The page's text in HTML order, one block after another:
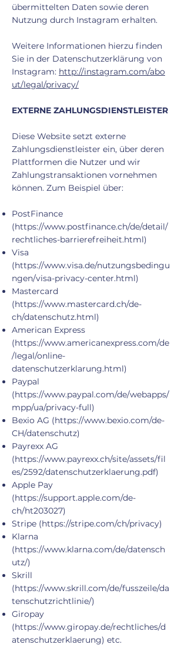
übermittelten Daten sowie deren
Nutzung durch Instagram erhalten.
Weitere Informationen hierzu finden
Sie in der Datenschutzerklärung von
Instagram: http://instagram.com/abo
ut/legal/privacy/
EXTERNE ZAHLUNGSDIENSTLEISTER
Diese Website setzt externe
Zahlungsdienstleister ein, über deren
Plattformen die Nutzer und wir
Zahlungstransaktionen vornehmen
können. Zum Beispiel über:
PostFinance
(https://www.postfinance.ch/de/detail/
rechtliches-barrierefreiheit.html)
Visa
(https://www.visa.de/nutzungsbedingu
ngen/visa-privacy-center.html)
Mastercard
(https://www.mastercard.ch/de-
ch/datenschutz.html)
American Express
(https://www.americanexpress.com/de
/legal/online-
datenschutzerklarung.html)
Paypal
(https://www.paypal.com/de/webapps/
mpp/ua/privacy-full)
Bexio AG (https://www.bexio.com/de-
CH/datenschutz)
Payrexx AG
(https://www.payrexx.ch/site/assets/fil
es/2592/datenschutzerklaerung.pdf)
Apple Pay
(https://support.apple.com/de-
ch/ht203027)
Stripe (https://stripe.com/ch/privacy)
Klarna
(https://www.klarna.com/de/datensch
utz/)
Skrill
(https://www.skrill.com/de/fusszeile/da
tenschutzrichtlinie/)
Giropay
(https://www.giropay.de/rechtliches/d
atenschutzerklaerung) etc.